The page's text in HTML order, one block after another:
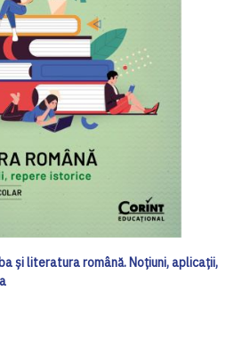
și literatura română. Noțiuni, aplicații,